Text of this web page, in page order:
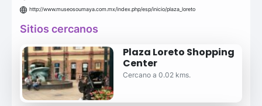
http://www.museosoumaya.com.mx/index.php/esp/inicio/plaza_loreto
Sitios cercanos
Plaza Loreto Shopping
Center
Cercano a 0.02 kms.